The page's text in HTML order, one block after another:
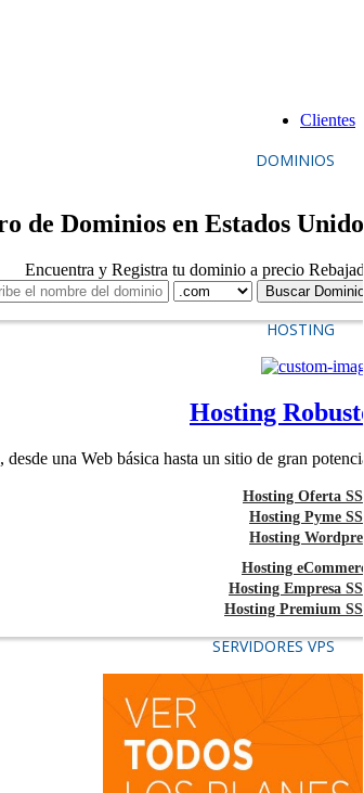
Clientes
DOMINIOS
de Dominios en Estados
Encuentra y Registra tu dominio a precio
HOSTING
Hosting
una Web básica hasta un sitio de gran
Hosting Oferta
Hosting Pyme
Hosting
Hosting
Hosting Empresa
Hosting Premium
SERVIDORES VPS